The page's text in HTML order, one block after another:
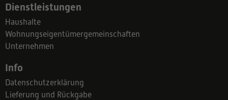
Dienstleistungen
Haushalte
Wohnungseigentümergemeinschaften
Unternehmen
Info
Datenschutzerklärung
Lieferung und Rückgabe